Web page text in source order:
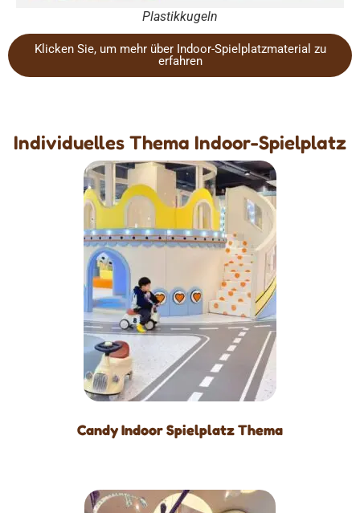
Plastikkugeln
Klicken Sie, um mehr über Indoor-Spielplatzmaterial zu
erfahren
Individuelles Thema Indoor-Spielplatz
Candy Indoor Spielplatz Thema